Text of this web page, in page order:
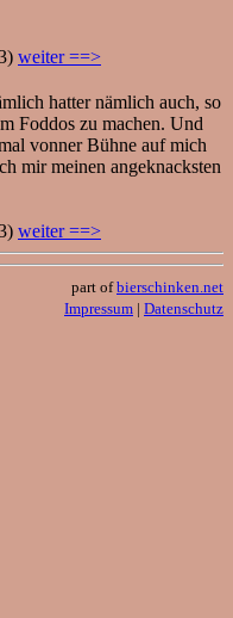
weiter ==>
hatter nämlich auch, so
Foddos zu machen. Und
vonner Bühne auf mich
mir meinen angeknacksten
weiter ==>
part ofbierschinken.net
Impressum | Datenschutz